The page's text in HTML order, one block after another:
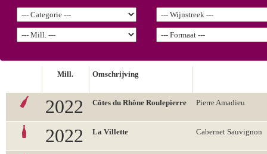
Mill. Omschrijving
2022 Côtes du Rhône Roulepierre Pierre Amadieu
2022 La Villette Cabernet Sauvignon